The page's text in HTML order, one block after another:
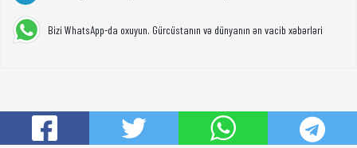
Bizi WhatsApp-da oxuyun. Gürcüstanın və dünyanın ən vacib xəbərləri